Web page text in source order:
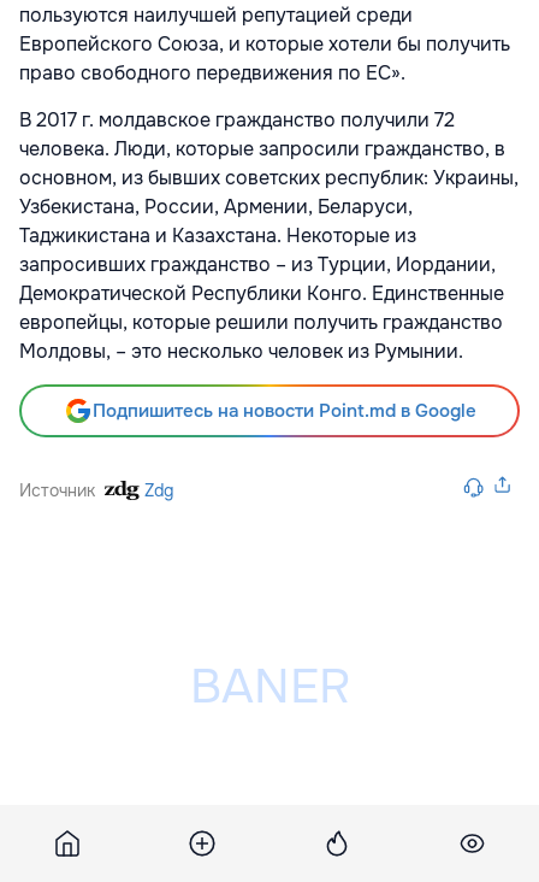
пользуются наилучшей репутацией среди
Европейского Союза, и которые хотели бы получить
право свободного передвижения по ЕС».
В 2017 г. молдавское гражданство получили 72
человека. Люди, которые запросили гражданство, в
основном, из бывших советских республик: Украины,
Узбекистана, России, Армении, Беларуси,
Таджикистана и Казахстана. Некоторые из
запросивших гражданство – из Турции, Иордании,
Демократической Республики Конго. Единственные
европейцы, которые решили получить гражданство
Молдовы, – это несколько человек из Румынии.
Подпишитесь на новости Point.md в Google
Источник Zdg
Разместить рекламу на сайте